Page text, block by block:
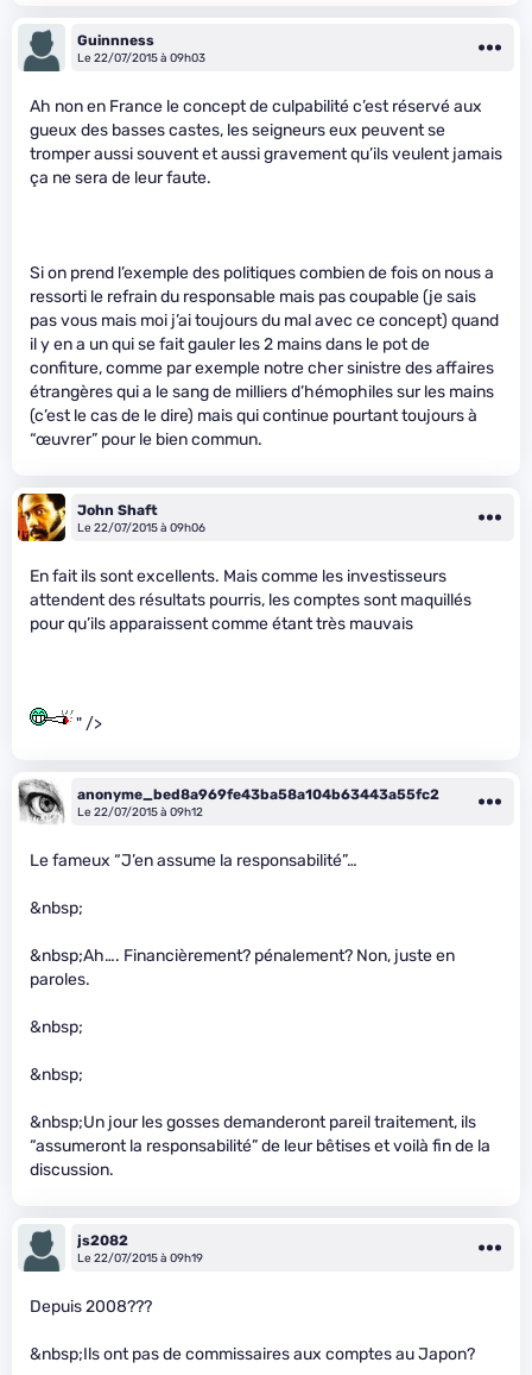
Guinnness
Le 22/07/2015 à 09h03
Ah non en France le concept de culpabilité c’est réservé aux
gueux des basses castes, les seigneurs eux peuvent se
tromper aussi souvent et aussi gravement qu’ils veulent jamais
ça ne sera de leur faute.
Si on prend l’exemple des politiques combien de fois on nous a
ressorti le refrain du responsable mais pas coupable (je sais
pas vous mais moi j’ai toujours du mal avec ce concept) quand
il y en a un qui se fait gauler les 2 mains dans le pot de
confiture, comme par exemple notre cher sinistre des affaires
étrangères qui a le sang de milliers d’hémophiles sur les mains
(c’est le cas de le dire) mais qui continue pourtant toujours à
“œuvrer” pour le bien commun.
John Shaft
Le 22/07/2015 à 09h06
En fait ils sont excellents. Mais comme les investisseurs
attendent des résultats pourris, les comptes sont maquillés
pour qu’ils apparaissent comme étant très mauvais
" />
anonyme_bed8a969fe43ba58a104b63443a55fc2
Le 22/07/2015 à 09h12
Le fameux “J’en assume la responsabilité”…
&nbsp;
&nbsp;Ah…. Financièrement? pénalement? Non, juste en
paroles.
&nbsp;
&nbsp;
&nbsp;Un jour les gosses demanderont pareil traitement, ils
“assumeront la responsabilité” de leur bêtises et voilà fin de la
discussion.
js2082
Le 22/07/2015 à 09h19
Depuis 2008???
&nbsp;Ils ont pas de commissaires aux comptes au Japon?